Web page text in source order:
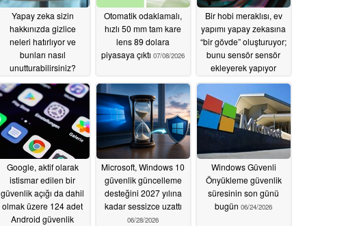
Yapay zeka sizin
hakkınızda gizlice
neleri hatırlıyor ve
bunları nasıl
unutturabilirsiniz?
07/11/2026
Otomatik odaklamalı,
hızlı 50 mm tam kare
lens 89 dolara
piyasaya çıktı 07/08/2026
Bir hobi meraklısı, ev
yapımı yapay zekasına
“bir gövde” oluşturuyor;
bunu sensör sensör
ekleyerek yapıyor
07/07/2026
Google, aktif olarak
istismar edilen bir
güvenlik açığı da dahil
olmak üzere 124 adet
Android güvenlik
Microsoft, Windows 10
güvenlik güncelleme
desteğini 2027 yılına
kadar sessizce uzattı
06/28/2026
Windows Güvenli
Önyükleme güvenlik
süresinin son günü
bugün 06/24/2026